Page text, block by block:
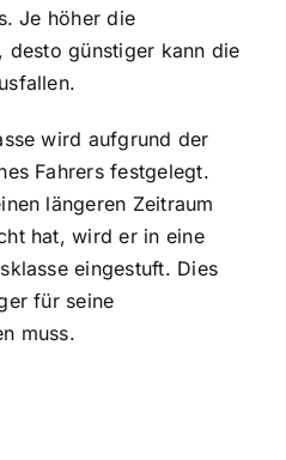
Je höher die
desto günstiger kann die
wird aufgrund der
Fahrers festgelegt.
längeren Zeitraum
hat, wird er in eine
eingestuft. Dies
für seine
muss.